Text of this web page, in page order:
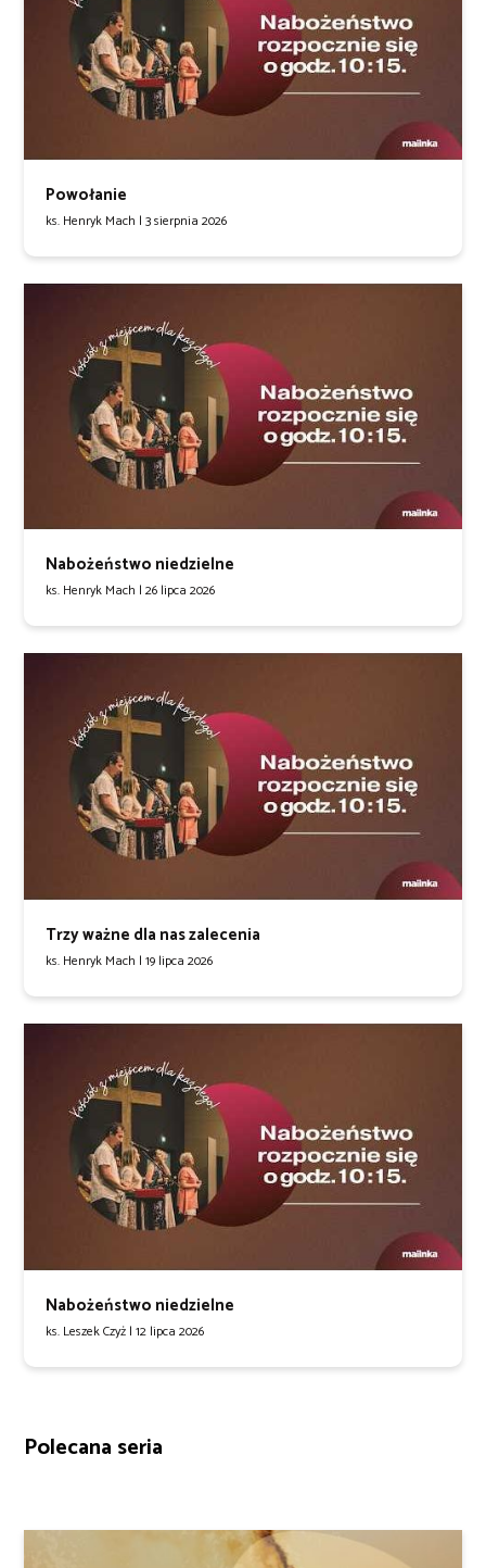
Powołanie
ks. Henryk Mach | 3 sierpnia 2026
Nabożeństwo niedzielne
ks. Henryk Mach | 26 lipca 2026
Trzy ważne dla nas zalecenia
ks. Henryk Mach | 19 lipca 2026
Nabożeństwo niedzielne
ks. Leszek Czyż | 12 lipca 2026
Polecana seria